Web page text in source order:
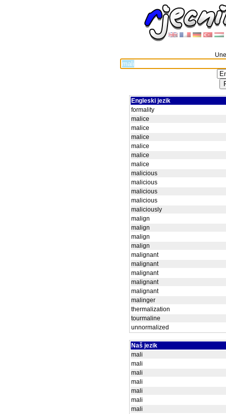
Engleski jezik
formality
malice
malice
malice
malice
malice
malice
malicious
malicious
malicious
malicious
maliciously
malign
malign
malign
malign
malignant
malignant
malignant
malignant
malignant
malinger
thermalization
tourmaline
unnormalized
Naš jezik
mali
mali
mali
mali
mali
mali
mali